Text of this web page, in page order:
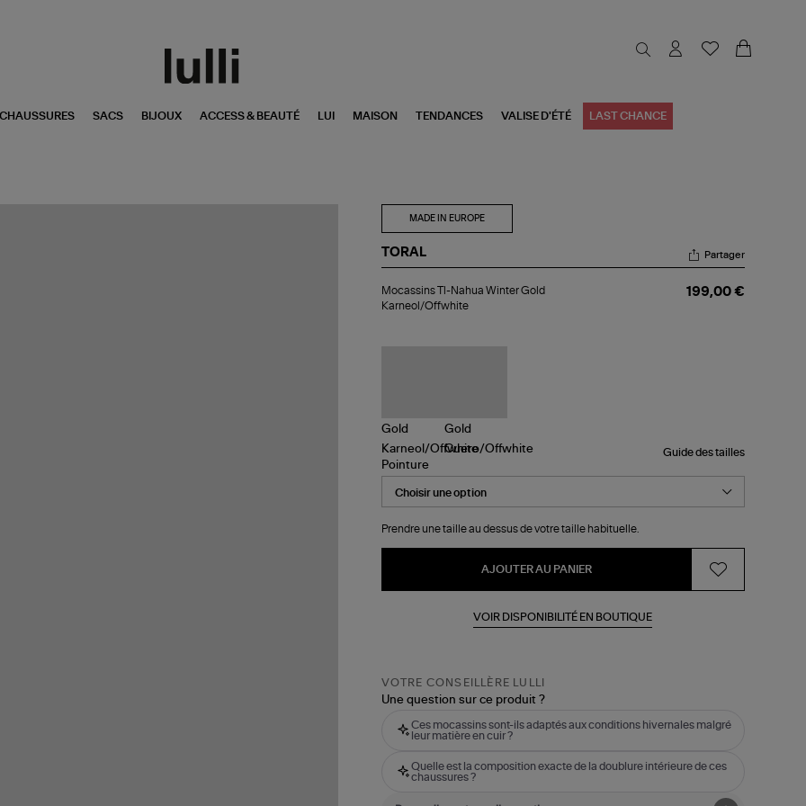
CHAUSSURES SACS BIJOUX ACCESS & BEAUTÉ LUI MAISON TENDANCES VALISE D'ÉTÉ LAST CHANCE
MADE IN EUROPE
TORAL
Tl-
Nahua
Partager
Mocassins Tl-Nahua Winter Gold
Karneol/Offwhite
199,00 €
Guide des tailles
Pointure
Prendre une taille au dessus de votre taille habituelle.
AJOUTER AU PANIER
VOIR DISPONIBILITÉ EN BOUTIQUE
VOTRE CONSEILLÈRE LULLI
Une question sur ce produit ?
Ces mocassins sont-ils adaptés aux conditions hivernales malgré
leur matière en cuir ?
Quelle est la composition exacte de la doublure intérieure de ces
chaussures ?